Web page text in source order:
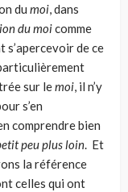
du moi, dans
du moicomme
de ce
sur lemoi, il n’y
s’en
comprendre bien
peu plus loin. Et
la référence
celles qui ont